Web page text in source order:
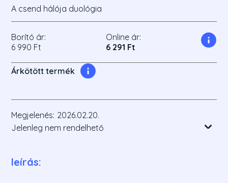
A csend hálója duológia
Borító ár:
6 990 Ft
Online ár:
6 291 Ft
Árkötött termék
Megjelenés: 2026.02.20.
Jelenleg nem rendelhető
leírás: